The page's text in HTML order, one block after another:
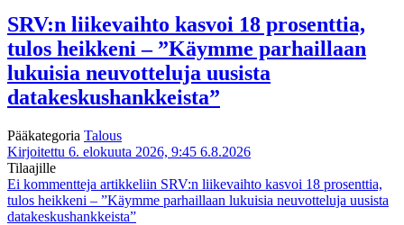
SRV:n liikevaihto kasvoi 18 prosenttia,
tulos heikkeni – ”Käymme parhaillaan
lukuisia neuvotteluja uusista
datakeskushankkeista”
Pääkategoria Talous
Kirjoitettu 6. elokuuta 2026, 9:45 6.8.2026
Tilaajille
Ei kommentteja artikkeliin SRV:n liikevaihto kasvoi 18 prosenttia,
tulos heikkeni – ”Käymme parhaillaan lukuisia neuvotteluja uusista
datakeskushankkeista”